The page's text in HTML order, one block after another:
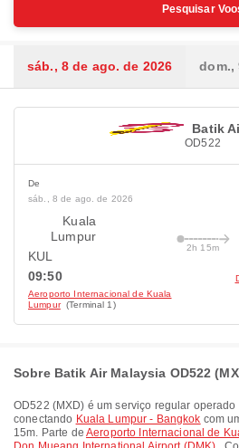
Pesquisar
sáb., 8 de ago. de 2026 dom.,
Batik
OD522
De
sáb., 8 de ago. de 2026
Kuala
Lumpur
KUL
09:50
Aeroporto Internacional de Kuala
Lumpur (Terminal 1)
2h 15m
Sobre Batik Air Malaysia OD522
OD522 (MXD) é um serviço regular operado
conectando Kuala Lumpur - Bangkok com
15m. Parte de Aeroporto Internacional de